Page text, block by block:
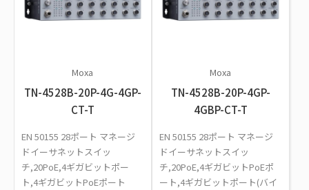
Moxa
TN-4528B-20P-4G-4GP-
CT-T
EN 50155 28ポート マネージ
ドイーサネットスイッ
チ,20PoE,4ギガビットポー
ト,4ギガビットPoEポート
Moxa
TN-4528B-20P-4GP-
4GBP-CT-T
EN 50155 28ポート マネージ
ドイーサネットスイッ
チ,20PoE,4ギガビットPoEポ
ート,4ギガビットポート(バイ